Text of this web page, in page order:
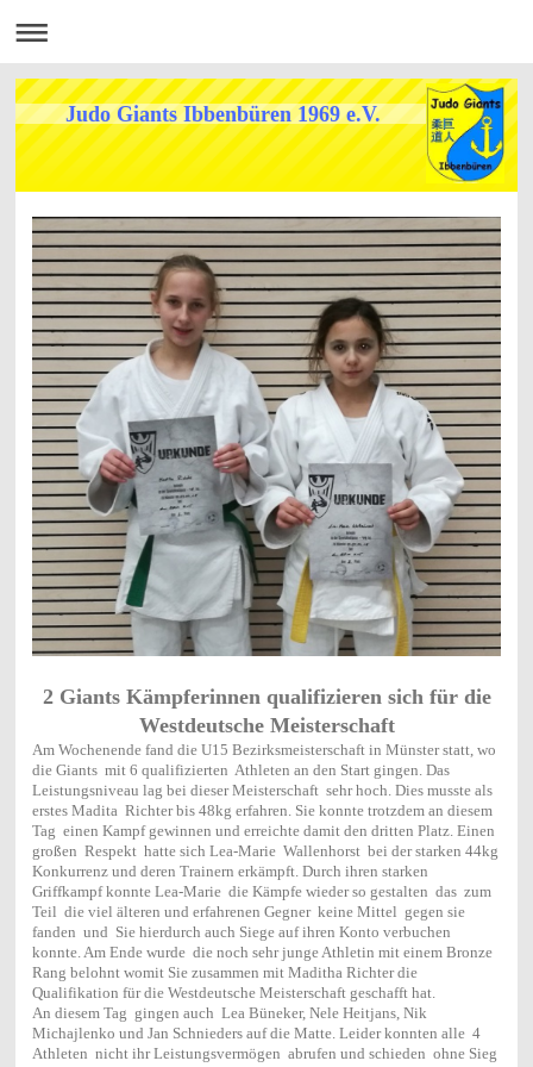
Judo Giants Ibbenbüren 1969 e.V.
2 Giants Kämpferinnen qualifizieren sich für die
Westdeutsche Meisterschaft
Am Wochenende fand die U15 Bezirksmeisterschaft in Münster statt, wo
die Giants mit 6 qualifizierten Athleten an den Start gingen. Das
Leistungsniveau lag bei dieser Meisterschaft sehr hoch. Dies musste als
erstes Madita Richter bis 48kg erfahren. Sie konnte trotzdem an diesem
Tag einen Kampf gewinnen und erreichte damit den dritten Platz. Einen
großen Respekt hatte sich Lea-Marie Wallenhorst bei der starken 44kg
Konkurrenz und deren Trainern erkämpft. Durch ihren starken
Griffkampf konnte Lea-Marie die Kämpfe wieder so gestalten das zum
Teil die viel älteren und erfahrenen Gegner keine Mittel gegen sie
fanden und Sie hierdurch auch Siege auf ihren Konto verbuchen
konnte. Am Ende wurde die noch sehr junge Athletin mit einem Bronze
Rang belohnt womit Sie zusammen mit Maditha Richter die
Qualifikation für die Westdeutsche Meisterschaft geschafft hat.
An diesem Tag gingen auch Lea Büneker, Nele Heitjans, Nik
Michajlenko und Jan Schnieders auf die Matte. Leider konnten alle 4
Athleten nicht ihr Leistungsvermögen abrufen und schieden ohne Sieg